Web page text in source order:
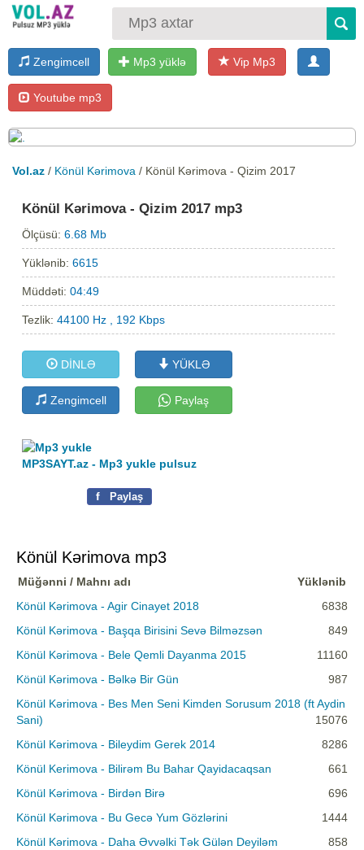
Zengimcell Mp3 yüklə Vip Mp3
Youtube mp3
Vol.az / Könül Kərimova / Könül Kərimova - Qizim 2017
Könül Kərimova - Qizim 2017 mp3
Ölçüsü:6.68 Mb
Yüklənib:6615
Müddəti:04:49
Tezlik:44100 Hz , 192 Kbps
DİNLƏ YÜKLƏ
Zengimcell Paylaş
MP3SAYT.az - Mp3 yukle pulsuz
f Paylaş
Könül Kərimova mp3
Müğənni / Mahnı adı
Yüklənib
Könül Kərimova - Agir Cinayet 2018
6838
Könül Kərimova - Başqa Birisini Sevə Bilməzsən
849
Könül Kərimova - Bele Qemli Dayanma 2015
11160
Könül Kərimova - Bəlkə Bir Gün
987
Könül Kərimova - Bes Men Seni Kimden Sorusum 2018 (ft Aydin
Sani)
15076
Könül Kərimova - Bileydim Gerek 2014
8286
Könül Kerimova - Bilirəm Bu Bahar Qayidacaqsan
661
Könül Kərimova - Birdən Birə
696
Könül Kərimova - Bu Gecə Yum Gözlərini
1444
Könül Kərimova - Daha Əvvəlki Tək Gülən Deyiləm
858